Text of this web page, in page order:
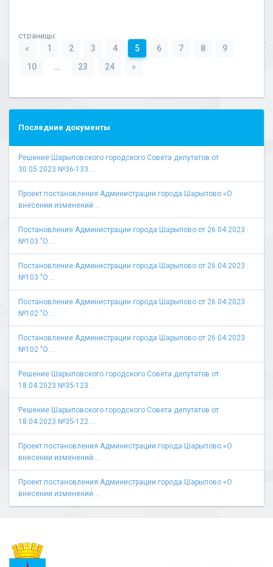
страницы:
« 1 2 3 4 5 6 7 8
9
10
... 23 24 »
Последние документы
Решение Шарыповского городского Совета депутатов от
30.05.2023 №36-133 ...
Проект постановления Администрации города Шарыпово «О
внесении изменений ...
Постановление Администрации города Шарыпово от 26.04.2023
№103 "О ...
Постановление Администрации города Шарыпово от 26.04.2023
№103 "О ...
Постановление Администрации города Шарыпово от 26.04.2023
№102 "О ...
Постановление Администрации города Шарыпово от 26.04.2023
№102 "О ...
Решение Шарыповского городского Совета депутатов от
18.04.2023 №35-123 ...
Решение Шарыповского городского Совета депутатов от
18.04.2023 №35-122 ...
Проект постановления Администрации города Шарыпово «О
внесении изменений ...
Проект постановления Администрации города Шарыпово «О
внесении изменений ...